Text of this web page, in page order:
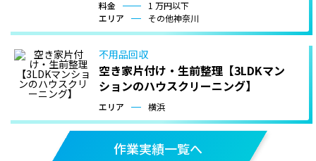
料金
1 万円以下
エリア
その他神奈川
不用品回収
空き家片付け・生前整理【3LDKマン
ションのハウスクリーニング】
エリア 横浜
作業実績一覧へ